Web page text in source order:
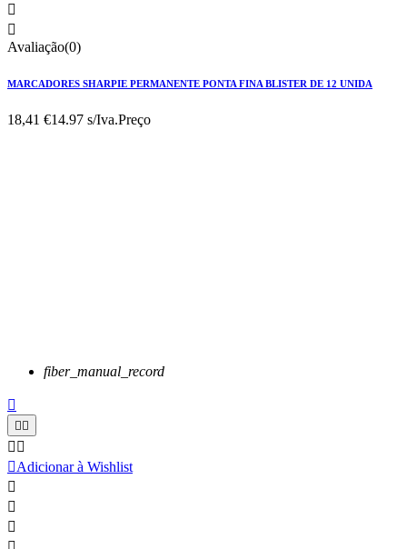


Avaliação(0)
MARCADORES SHARPIE PERMANENTE PONTA FINA BLISTER DE 12 UNIDA
18,41 €14.97 s/Iva.Preço
fiber_manual_record


 
Adicionar à Wishlist


